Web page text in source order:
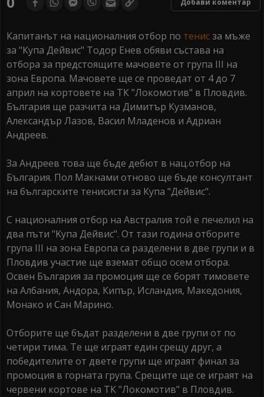
Добави коментар
Капитанът на националния отбор по тенис за мъже
за "Купа Дейвис" Тодор Енев обяви състава на
отбора за предстоящите мачовете от група III на
зона Европа. Мачовете ще се проведат от 4 до 7
април на кортовете на ТК "Локомотив" в Пловдив.
България ще разчита на Димитър Кузманов,
Александър Лазов, Васил Младенов и Адриан
Андреев.
За Андреев това ще бъде дебют в нац.отбор на
България. Пол Макнами отново ще бъде консултант
на българските тенисисти за Купа "Дейвис".
С националния отбор на Австралия той е печелил на
два пъти "Kупа Дейвис". От тази година отборите
група III на зона Европа са разделени в две групи и в
Пловдив участие ще вземат общо осем отбора.
Освен България за промоция ще се борят тимовете
на Албания, Андора, Кипър, Исландия, Македония,
Монако и Сан Марино.
Отборите ще бъдат разделени в две групи от по
четири тима. Те ще играят един срещу друг, а
победителите от двете групи ще играят финал за
промоция в горната група. Срещите ще се играят на
червени кортове на ТК "Локомотив" в Пловдив.